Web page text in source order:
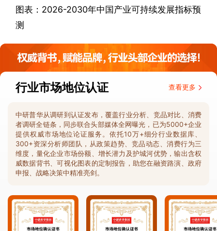
图表： 2026-2030年中国产业可持续发展指标预
测
行业市场地位认证 查看更多
中研普华从调研到认证发布，覆盖行业分析、竞品对比、消费
者调研全链条，同步联合头部媒体全网曝光，已为5000+企业
提供权威市场地位论证服务。依托10万+细分行业数据库、
300+资深分析师团队，从政策趋势、竞品动态、消费行为三
维度，量化企业市场份额、增长潜力及护城河优势，输出含权
威数据背书、可视化图表的定制报告，助您在融资路演、政府
申报、战略决策中精准亮剑。